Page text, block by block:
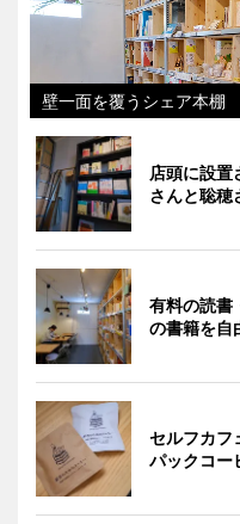
壁一面を覆うシェア本棚
店頭に設置
さんと聡穂
有料の読書
の書籍を自
セルフカフ
パックコー